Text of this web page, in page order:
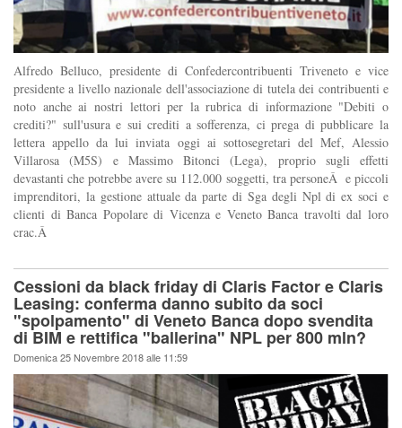
Alfredo Belluco, presidente di Confedercontribuenti Triveneto e vice
presidente a livello nazionale dell'associazione di tutela dei contribuenti e
noto anche ai nostri lettori per la rubrica di informazione "Debiti o
crediti?" sull'usura e sui crediti a sofferenza, ci prega di pubblicare la
lettera appello da lui inviata oggi ai sottosegretari del Mef, Alessio
Villarosa (M5S) e Massimo Bitonci (Lega), proprio sugli effetti
devastanti che potrebbe avere su 112.000 soggetti, tra personeÂ e piccoli
imprenditori, la gestione attuale da parte di Sga degli Npl di ex soci e
clienti di Banca Popolare di Vicenza e Veneto Banca travolti dal loro
crac.Â
Cessioni da black friday di Claris Factor e Claris
Leasing: conferma danno subito da soci
"spolpamento" di Veneto Banca dopo svendita
di BIM e rettifica "ballerina" NPL per 800 mln?
Domenica 25 Novembre 2018 alle 11:59